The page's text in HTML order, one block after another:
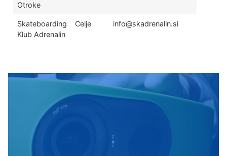
Otroke
Skateboarding
Klub Adrenalin
Celje info@skadrenalin.si